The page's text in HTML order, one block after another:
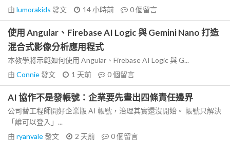
由 lumorakids 發文 14 小時前 0個留言
使用 Angular、Firebase AI Logic 與 Gemini Nano 打造
混合式影像分析應用程式
本教學將示範如何使用 Angular、Firebase AI Logic 與 G...
由 Connie發文 1 天前 0個留言
AI 協作不是發帳號：企業要先畫出四條責任邊界
公司替工程師開好企業版 AI 帳號，治理其實還沒開始。 帳號只解決
「誰可以登入」...
由 ryanvale發文 2 天前 0個留言